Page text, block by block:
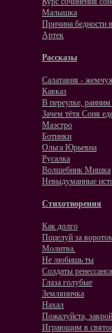
Малышка
Причина бедности
Артек
Рассказы
Салатавия -
Кавказ
В переулке,
Зачем тётя Соня
Маэстро
Ботинки
Ольга Юрьевна
Русалка
Волшебник Мишка
Невыдуманные
Стихотворения
Как долго
Поцелуй за
Молитва.
Не любишь ты
Солдаты ренессанса
Глаза голубые
Земляничка
Нахал
Пожалуйста,
Играющим в